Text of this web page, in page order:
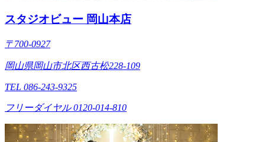
スタジオビュー 岡山本店
〒700-0927
岡山県岡山市北区西古松228-109
TEL 086-243-9325
フリーダイヤル 0120-014-810